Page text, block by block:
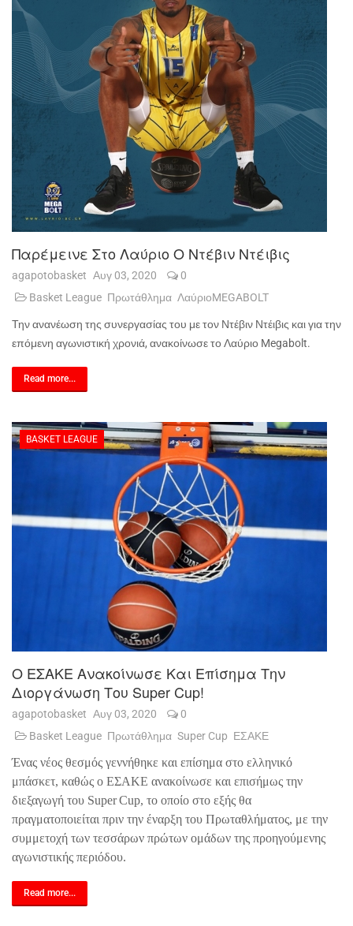
Παρέμεινε Στο Λαύριο Ο Ντέβιν Ντέιβις
agapotobasket Αυγ 03, 2020
0
Basket League Πρωτάθλημα ΛαύριοMEGABOLT
Την ανανέωση της συνεργασίας του με τον Ντέβιν Ντέιβις και για την
επόμενη αγωνιστική χρονιά, ανακοίνωσε το Λαύριο Megabolt.
Read more...
BASKET LEAGUE
Ο ΕΣΑΚΕ Ανακοίνωσε Και Επίσημα Την
Διοργάνωση Του Super Cup!
agapotobasket Αυγ 03, 2020
0
Basket League Πρωτάθλημα Super Cup ΕΣΑΚΕ
Ένας νέος θεσμός γεννήθηκε και επίσημα στο ελληνικό
μπάσκετ, καθώς ο ΕΣΑΚΕ ανακοίνωσε και επισήμως την
διεξαγωγή του SuperCup, το οποίο στο εξής θα
πραγματοποιείται πριν την έναρξη του Πρωταθλήματος, με την
συμμετοχή των τεσσάρων πρώτων ομάδων της προηγούμενης
αγωνιστικής περιόδου.
Read more...